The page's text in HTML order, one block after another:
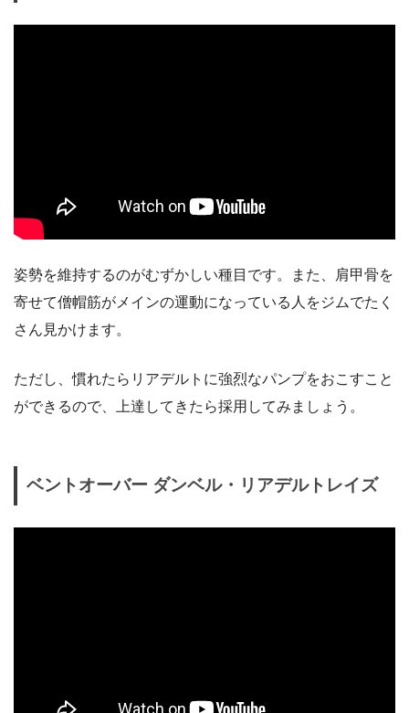
姿勢を維持するのがむずかしい種目です。また、肩甲骨を
寄せて僧帽筋がメインの運動になっている人をジムでたく
さん見かけます。
ただし、慣れたらリアデルトに強烈なパンプをおこすこと
ができるので、上達してきたら採用してみましょう。
ベントオーバー ダンベル・リアデルトレイズ